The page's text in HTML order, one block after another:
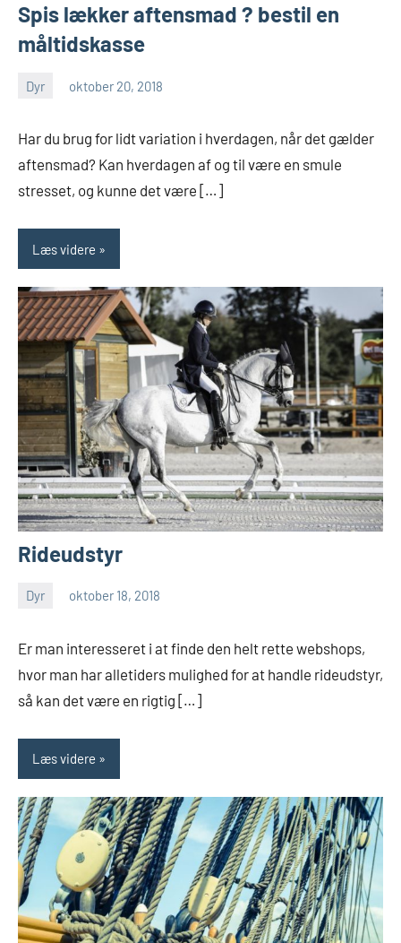
Spis lækker aftensmad ? bestil en
måltidskasse
Dyr oktober 20, 2018
Esben
Har du brug for lidt variation i hverdagen, når det gælder
aftensmad? Kan hverdagen af og til være en smule
stresset, og kunne det være […]
Læs videre
Rideudstyr
Dyr oktober 18, 2018
Esben
Er man interesseret i at finde den helt rette webshops,
hvor man har alletiders mulighed for at handle rideudstyr,
så kan det være en rigtig […]
Læs videre